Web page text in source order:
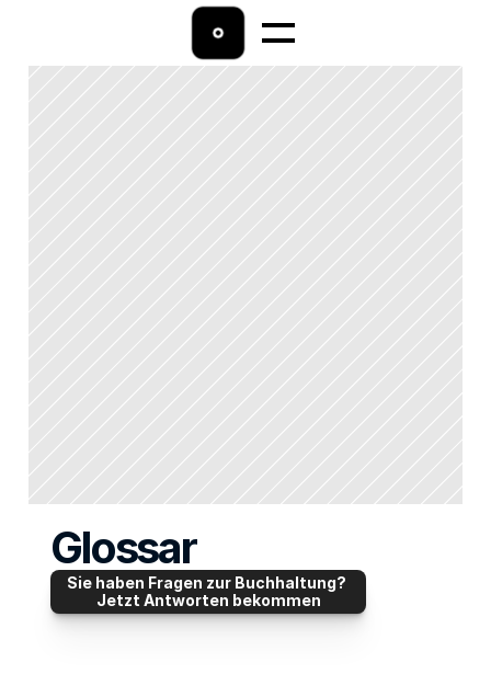
Glossar
Sie haben Fragen zur Buchhaltung?
Jetzt Antworten bekommen